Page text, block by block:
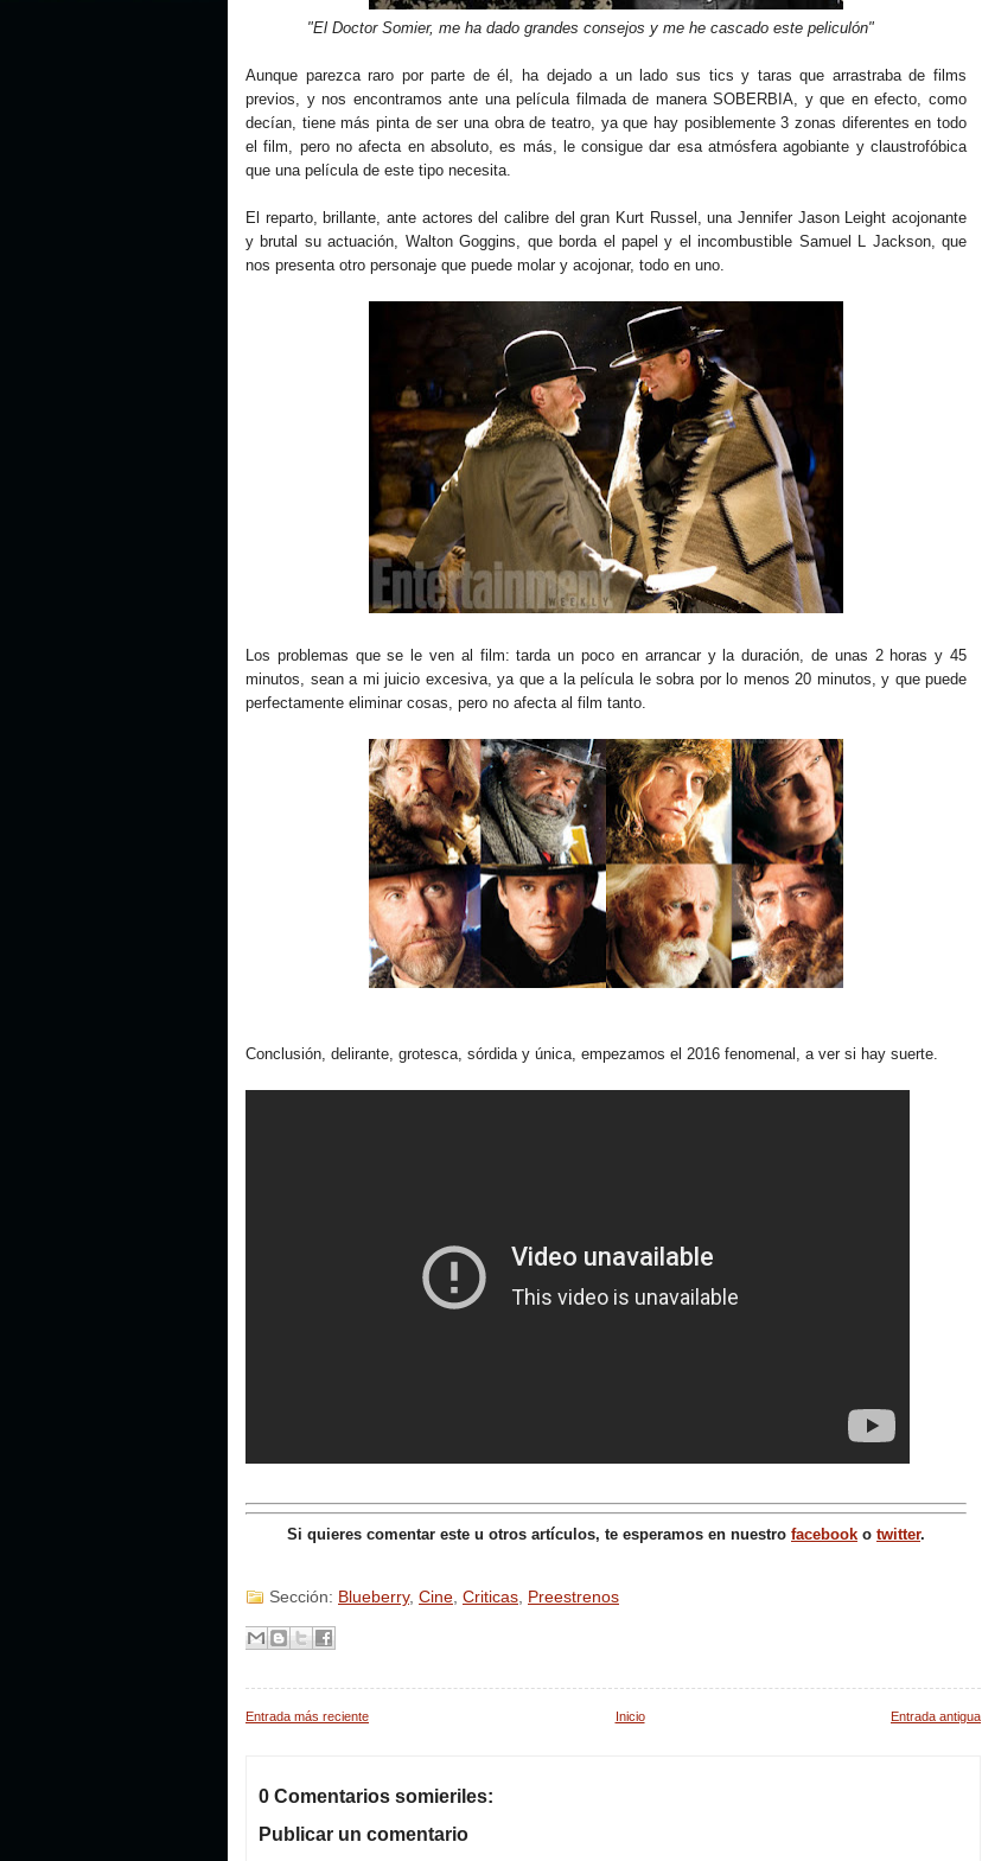
"El Doctor Somier, me ha dado grandes consejos y me he cascado este peliculón"
Aunque parezca raro por parte de él, ha dejado a un lado sus tics y taras que arrastraba de films
previos, y nos encontramos ante una película filmada de manera SOBERBIA, y que en efecto, como
decían, tiene más pinta de ser una obra de teatro, ya que hay posiblemente 3 zonas diferentes en todo
el film, pero no afecta en absoluto, es más, le consigue dar esa atmósfera agobiante y claustrofóbica
que una película de este tipo necesita.
El reparto, brillante, ante actores del calibre del gran Kurt Russel, una Jennifer Jason Leight acojonante
y brutal su actuación, Walton Goggins, que borda el papel y el incombustible Samuel L Jackson, que
nos presenta otro personaje que puede molar y acojonar, todo en uno.
Los problemas que se le ven al film: tarda un poco en arrancar y la duración, de unas 2 horas y 45
minutos, sean a mi juicio excesiva, ya que a la película le sobra por lo menos 20 minutos, y que puede
perfectamente eliminar cosas, pero no afecta al film tanto.
Conclusión, delirante, grotesca, sórdida y única, empezamos el 2016 fenomenal, a ver si hay suerte.
Si quieres comentar este u otros artículos, te esperamos en nuestro facebook o twitter.
Sección: Blueberry, Cine Criticas Preestrenos
Entrada más reciente Entrada antigua
Inicio
0 Comentarios somieriles:
Publicar un comentario